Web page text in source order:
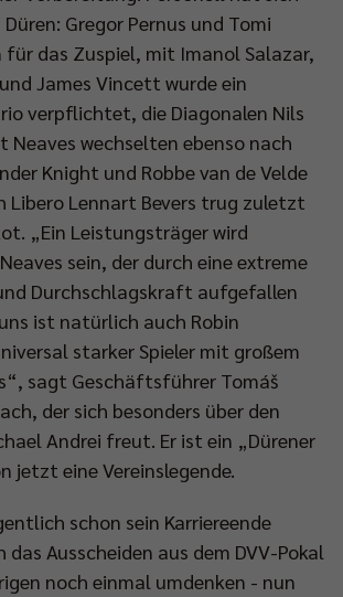
Gregor Pernus und Tomi
für das Zuspiel, mit Imanol Salazar,
James Vincett wurde ein
verpflichtet, die Diagonalen Nils
Neaves wechselten ebenso nach
Knight und Robbe van de Velde
Libero Lennart Bevers trug zuletzt
„Ein Leistungsträger wird
sein, der durch eine extreme
Durchschlagskraft aufgefallen
ist natürlich auch Robin
starker Spieler mit großem
sagt Geschäftsführer Tomáš
der sich besonders über den
Andrei freut. Er ist ein „Dürener
jetzt eine Vereinslegende.
schon sein Karriereende
Ausscheiden aus dem DVV-Pokal
noch einmal umdenken - nun